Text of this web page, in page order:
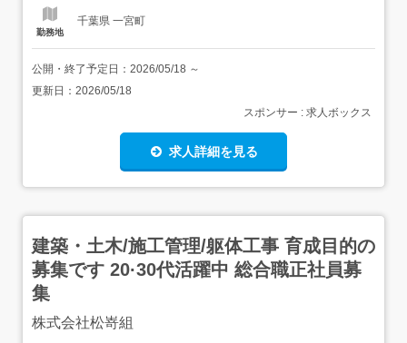
勤務地
千葉県 一宮町
公開・終了予定日： 2026/05/18 ～
更新日： 2026/05/18
スポンサー : 求人ボックス
求人詳細を見る
建築・土木/施工管理/躯体工事 育成目的の
募集です 20·30代活躍中 総合職正社員募
集
株式会社松嵜組